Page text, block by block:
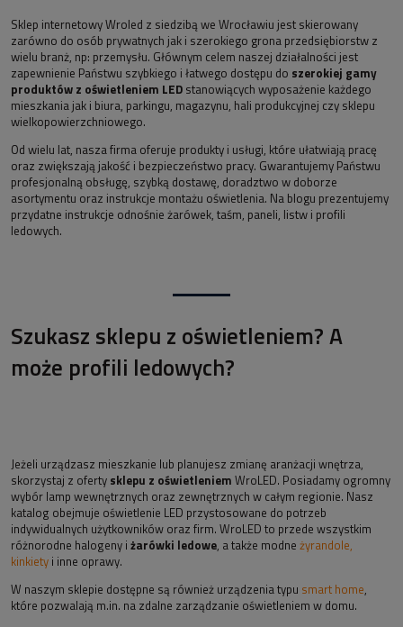
Sklep internetowy Wroled z siedzibą we Wrocławiu jest skierowany
zarówno do osób prywatnych jak i szerokiego grona przedsiębiorstw z
wielu branż, np: przemysłu. Głównym celem naszej działalności jest
zapewnienie Państwu szybkiego i łatwego dostępu do szerokiej gamy
produktów z oświetleniem LED stanowiących wyposażenie każdego
mieszkania jak i biura, parkingu, magazynu, hali produkcyjnej czy sklepu
wielkopowierzchniowego.
Od wielu lat, nasza firma oferuje produkty i usługi, które ułatwiają pracę
oraz zwiększają jakość i bezpieczeństwo pracy. Gwarantujemy Państwu
profesjonalną obsługę, szybką dostawę, doradztwo w doborze
asortymentu oraz instrukcje montażu oświetlenia. Na blogu prezentujemy
przydatne instrukcje odnośnie żarówek, taśm, paneli, listw i profili
ledowych.
Szukasz sklepu z oświetleniem? A
może profili ledowych?
Jeżeli urządzasz mieszkanie lub planujesz zmianę aranżacji wnętrza,
skorzystaj z oferty sklepu z oświetleniem WroLED. Posiadamy ogromny
wybór lamp wewnętrznych oraz zewnętrznych w całym regionie. Nasz
katalog obejmuje oświetlenie LED przystosowane do potrzeb
indywidualnych użytkowników oraz firm. WroLED to przede wszystkim
różnorodne halogeny i żarówki ledowe, a także modne żyrandole,
kinkiety i inne oprawy.
W naszym sklepie dostępne są również urządzenia typu smart home,
które pozwalają m.in. na zdalne zarządzanie oświetleniem w domu.